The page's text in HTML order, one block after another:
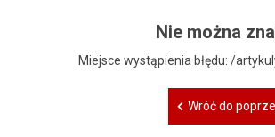
Nie można
Miejsce wystąpienia błędu: /
Wróć do